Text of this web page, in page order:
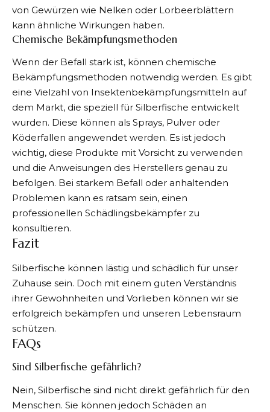
von Gewürzen wie Nelken oder Lorbeerblättern
kann ähnliche Wirkungen haben.
Chemische Bekämpfungsmethoden
Wenn der Befall stark ist, können chemische
Bekämpfungsmethoden notwendig werden. Es gibt
eine Vielzahl von Insektenbekämpfungsmitteln auf
dem Markt, die speziell für Silberfische entwickelt
wurden. Diese können als Sprays, Pulver oder
Köderfallen angewendet werden. Es ist jedoch
wichtig, diese Produkte mit Vorsicht zu verwenden
und die Anweisungen des Herstellers genau zu
befolgen. Bei starkem Befall oder anhaltenden
Problemen kann es ratsam sein, einen
professionellen Schädlingsbekämpfer zu
konsultieren.
Fazit
Silberfische können lästig und schädlich für unser
Zuhause sein. Doch mit einem guten Verständnis
ihrer Gewohnheiten und Vorlieben können wir sie
erfolgreich bekämpfen und unseren Lebensraum
schützen.
FAQs
Sind Silberfische gefährlich?
Nein, Silberfische sind nicht direkt gefährlich für den
Menschen. Sie können jedoch Schäden an